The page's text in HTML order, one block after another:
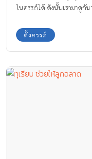
ในครรภ์ได้ ดังนั้นเรามาดูกั
ตั้งครรภ์